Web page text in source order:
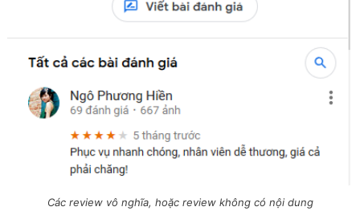
Các review vô nghĩa, hoặc review không có nội dung